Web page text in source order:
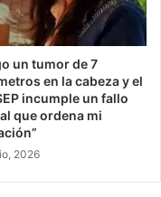
un tumor de 7
en la cabeza y el
incumple un fallo
que ordena mi
2026